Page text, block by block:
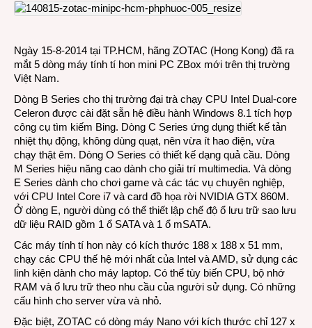
mini
mới
trên
Nam
Ngày 15-8-2014 tại TP.HCM, hãng ZOTAC (Hong Kong) đã ra
mắt 5 dòng máy tính tí hon mini PC ZBox mới trên thị trường
Việt Nam.
Dòng B Series cho thị trường đại trà chạy CPU Intel Dual-core
Celeron được cài đặt sẵn hệ điều hành Windows 8.1 tích hợp
công cụ tìm kiếm Bing. Dòng C Series ứng dụng thiết kế tản
nhiệt thụ động, không dùng quạt, nên vừa ít hao điện, vừa
chạy thật êm. Dòng O Series có thiết kế dạng quả cầu. Dòng
M Series hiệu năng cao dành cho giải trí multimedia. Và dòng
E Series dành cho chơi game và các tác vụ chuyên nghiệp,
với CPU Intel Core i7 và card đồ họa rời NVIDIA GTX 860M.
Ở dòng E, người dùng có thể thiết lập chế độ ổ lưu trữ sao lưu
dữ liệu RAID gồm 1 ổ SATA và 1 ổ mSATA.
Các máy tính tí hon này có kích thước 188 x 188 x 51 mm,
chạy các CPU thế hệ mới nhất của Intel và AMD, sử dụng các
linh kiện dành cho máy laptop. Có thể tùy biến CPU, bộ nhớ
RAM và ổ lưu trữ theo nhu cầu của người sử dụng. Có những
cấu hình cho server vừa và nhỏ.
Đặc biệt, ZOTAC có dòng máy Nano với kích thước chỉ 127 x